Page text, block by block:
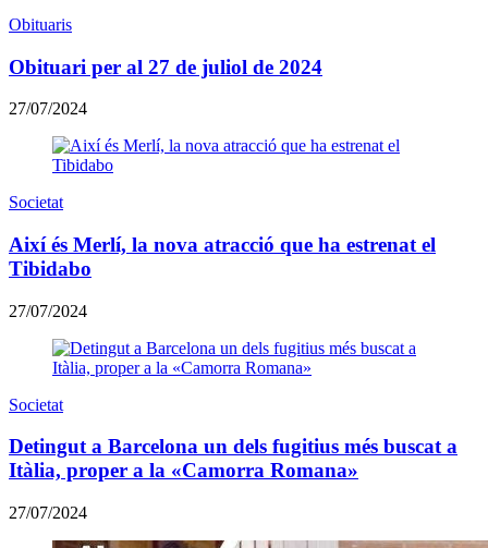
Obituaris
Obituari per al 27 de juliol de 2024
27/07/2024
Societat
Així és Merlí, la nova atracció que ha estrenat el
Tibidabo
27/07/2024
Societat
Detingut a Barcelona un dels fugitius més buscat a
Itàlia, proper a la «Camorra Romana»
27/07/2024